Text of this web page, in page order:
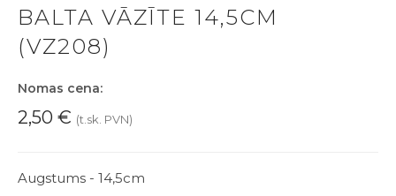
BALTA VĀZĪTE 14,5CM
(VZ208)
Nomas cena:
2,50 € (t.sk. PVN)
Augstums - 14,5cm